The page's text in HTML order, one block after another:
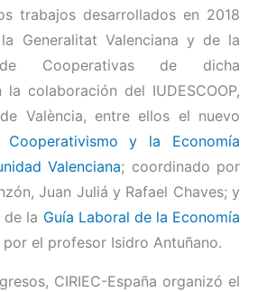
trabajos desarrollados en 2018
Generalitat Valenciana y de la
de Cooperativas de dicha
colaboración del IUDESCOOP,
València, entre ellos el nuevo
y la Economía
Valenciana; coordinado por
Juan Juliá y Rafael Chaves; y
de la Guía Laboral de la Economía
el profesor Isidro Antuñano.
CIRIEC-España organizó el